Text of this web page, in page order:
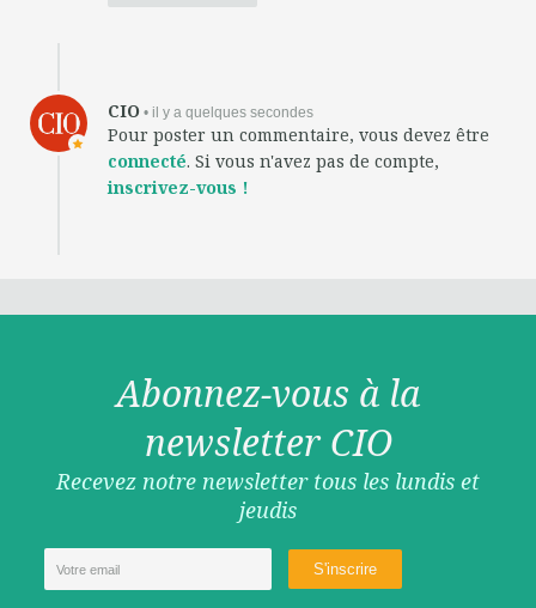
CIO • il y a quelques secondes
Pour poster un commentaire, vous devez être
connecté. Si vous n'avez pas de compte,
inscrivez-vous !
Abonnez-vous à la
newsletter CIO
Recevez notre newsletter tous les lundis et
jeudis